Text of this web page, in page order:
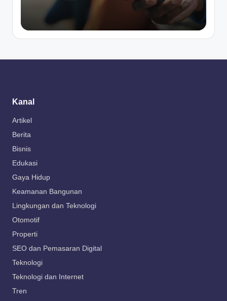
Kanal
Artikel
Berita
Bisnis
Edukasi
Gaya Hidup
Keamanan Bangunan
Lingkungan dan Teknologi
Otomotif
Properti
SEO dan Pemasaran Digital
Teknologi
Teknologi dan Internet
Tren